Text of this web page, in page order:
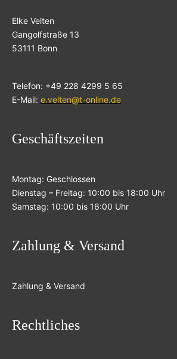
Elke Velten
Gangolfstraße 13
53111 Bonn
Telefon: +49 228 4299 5 65
E-Mail: e.velten@t-online.de
Geschäftszeiten
Montag: Geschlossen
Dienstag – Freitag: 10:00 bis 18:00 Uhr
Samstag: 10:00 bis 16:00 Uhr
Zahlung & Versand
Zahlung & Versand
Rechtliches